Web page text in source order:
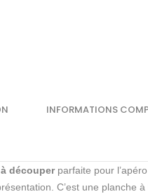
INFORMATIONS
découperparfaite pour
C’est une planche à